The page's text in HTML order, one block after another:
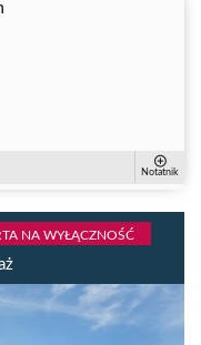
Notatnik
NA WYŁĄCZNOŚĆ